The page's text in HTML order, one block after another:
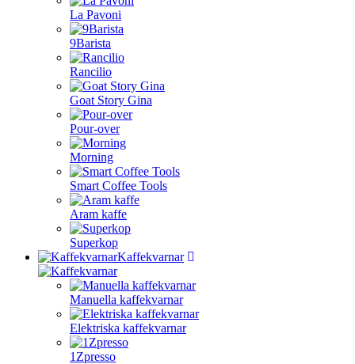
La Pavoni
9Barista
Rancilio
Goat Story Gina
Pour-over
Morning
Smart Coffee Tools
Aram kaffe
Superkop
Kaffekvarnar
Manuella kaffekvarnar
Elektriska kaffekvarnar
1Zpresso